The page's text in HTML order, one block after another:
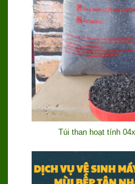
Túi than hoạt tính